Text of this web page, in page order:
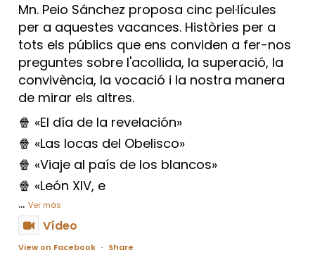
Mn. Peio Sánchez proposa cinc pel·lícules
per a aquestes vacances. Històries per a
tots els públics que ens conviden a fer-nos
preguntes sobre l'acollida, la superació, la
convivència, la vocació i la nostra manera
de mirar els altres.
🍿 «El día de la revelación»
🍿 «Las locas del Obelisco»
🍿 «Viaje al país de los blancos»
🍿 «León XIV, e
... Ver más
Vídeo
View on Facebook · Share